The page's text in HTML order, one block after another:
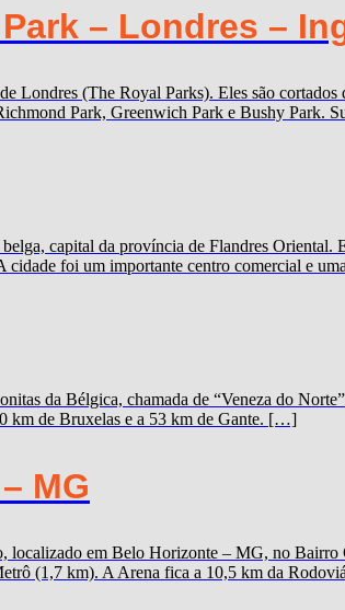
– Londres –
Londres (The Royal Parks). Eles são
Park, Greenwich Park e Bushy Park.
capital da província de Flandres
foi um importante centro comercial e
da Bélgica, chamada de “Veneza do
km de Bruxelas e a 53 km de Gante. […]
MG
em Belo Horizonte – MG, no Bairro
(1,7 km). A Arena fica a 10,5 km da